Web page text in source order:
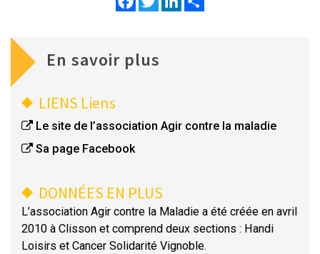
En savoir plus
LIENS Liens
Le site de l’association Agir contre la maladie
Sa page Facebook
DONNÉES EN PLUS
L’association Agir contre la Maladie a été créée en avril
2010 à Clisson et comprend deux sections : Handi
Loisirs et Cancer Solidarité Vignoble.